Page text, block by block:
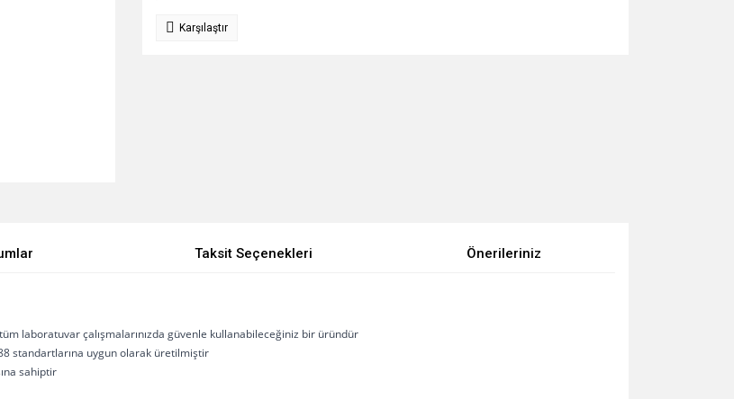
Karşılaştır
Taksit Seçenekleri Önerileriniz
laboratuvar çalışmalarınızda güvenle kullanabileceğiniz bir üründür
standartlarına uygun olarak üretilmiştir
sahiptir